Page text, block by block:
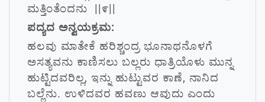
ಮತ್ತಿಂತೆಂದನು ||೯||
ಪದ್ಯದ ಅನ್ವಯಕ್ರಮ:
ಹಲವು ಮಾತೇಕೆ ಹರಿಶ್ಚಂದ್ರ ಭೂನಾಥನೊಳಗೆ
ಅಸತ್ಯವನು ಕಾಣಿಸಲು ಬಲ್ಲರು ಧಾತ್ರಿಯೊಳು ಮುನ್ನ
ಹುಟ್ಟಿದವರಿಲ್ಲ, ಇನ್ನು ಹುಟ್ಟುವರ ಕಾಣೆ, ನಾನಿದ
ಬಲ್ಲೆನು. ಉಳಿದವರ ಹವಣು ಆವುದು ಎಂದು